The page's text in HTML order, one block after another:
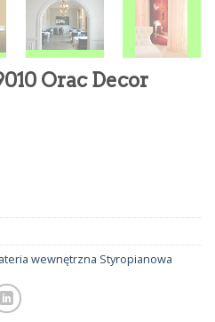
Orac Decor
wewnętrzna Styropianowa